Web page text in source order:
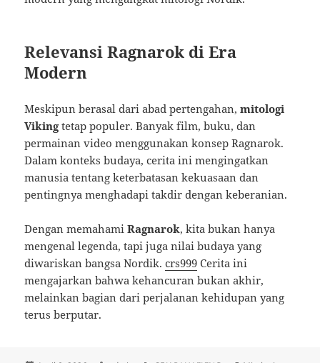
Relevansi Ragnarok di Era
Modern
Meskipun berasal dari abad pertengahan,mitologi
Vikingtetap populer. Banyak film, buku, dan
permainan video menggunakan konsep Ragnarok.
Dalam konteks budaya, cerita ini mengingatkan
manusia tentang keterbatasan kekuasaan dan
pentingnya menghadapi takdir dengan keberanian.
Dengan memahamiRagnarok, kita bukan hanya
mengenal legenda, tapi juga nilai budaya yang
diwariskan bangsa Nordik.crs999 Cerita ini
mengajarkan bahwa kehancuran bukan akhir,
melainkan bagian dari perjalanan kehidupan yang
terus berputar.